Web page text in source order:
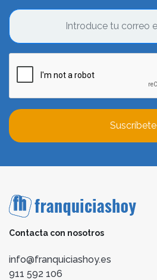
Suscríbete
Contacta con nosotros
info@franquiciashoy.es
911 592 106